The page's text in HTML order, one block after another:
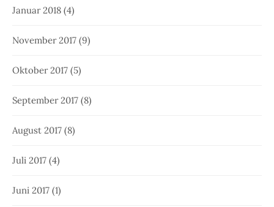
Januar 2018 (4)
November 2017 (9)
Oktober 2017 (5)
September 2017 (8)
August 2017 (8)
Juli 2017 (4)
Juni 2017 (1)